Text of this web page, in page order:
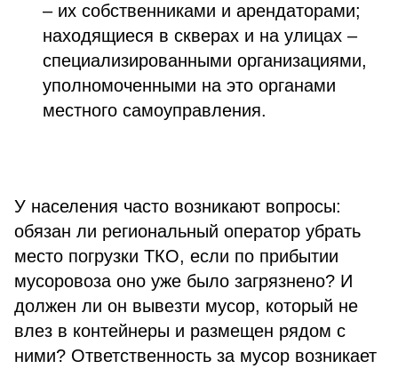
– их собственниками и арендаторами;
находящиеся в скверах и на улицах –
специализированными организациями,
уполномоченными на это органами
местного самоуправления.
У населения часто возникают вопросы:
обязан ли региональный оператор убрать
место погрузки ТКО, если по прибытии
мусоровоза оно уже было загрязнено? И
должен ли он вывезти мусор, который не
влез в контейнеры и размещен рядом с
ними? Ответственность за мусор возникает